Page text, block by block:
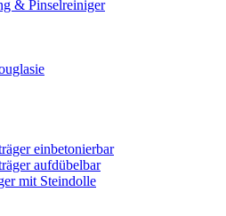
& Pinselreiniger
einbetonierbar
aufdübelbar
mit Steindolle